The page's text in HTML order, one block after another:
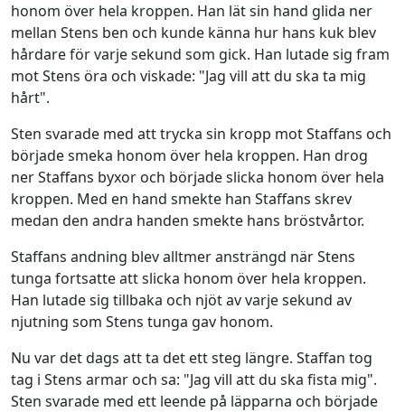
honom över hela kroppen. Han lät sin hand glida ner
mellan Stens ben och kunde känna hur hans kuk blev
hårdare för varje sekund som gick. Han lutade sig fram
mot Stens öra och viskade: "Jag vill att du ska ta mig
hårt".
Sten svarade med att trycka sin kropp mot Staffans och
började smeka honom över hela kroppen. Han drog
ner Staffans byxor och började slicka honom över hela
kroppen. Med en hand smekte han Staffans skrev
medan den andra handen smekte hans bröstvårtor.
Staffans andning blev alltmer ansträngd när Stens
tunga fortsatte att slicka honom över hela kroppen.
Han lutade sig tillbaka och njöt av varje sekund av
njutning som Stens tunga gav honom.
Nu var det dags att ta det ett steg längre. Staffan tog
tag i Stens armar och sa: "Jag vill att du ska fista mig".
Sten svarade med ett leende på läpparna och började